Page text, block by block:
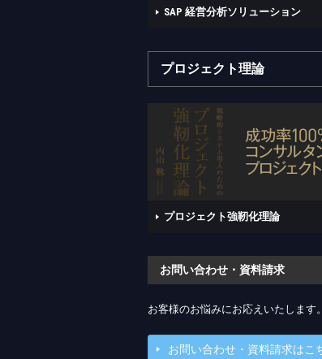
SAP 経営分析ソリューション
プロジェクト理論
プロジェクト強靭化理論
お問い合わせ・資料請求
お客様のお悩みにお応えいたします
お問い合わせ・資料請求はこ